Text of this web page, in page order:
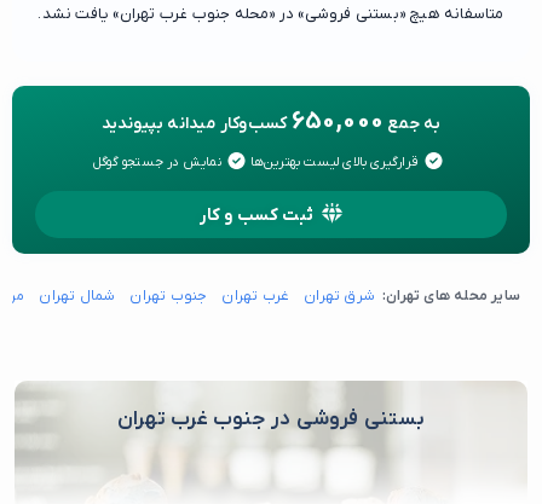
متاسفانه هیچ «بستنی فروشی» در «محله جنوب غرب تهران» یافت نشد.
به جمع 650,000 کسب‌وکار میدانه بپیوندید
قرارگیری بالای لیست بهترین‌ها نمایش در جستجو گوگل
ثبت کسب و کار
سایر محله های تهران: شرق تهران غرب تهران جنوب تهران شمال تهران
بستنی فروشی در جنوب غرب تهران